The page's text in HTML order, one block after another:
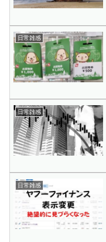
日常雑感
日常雑感
日常雑感